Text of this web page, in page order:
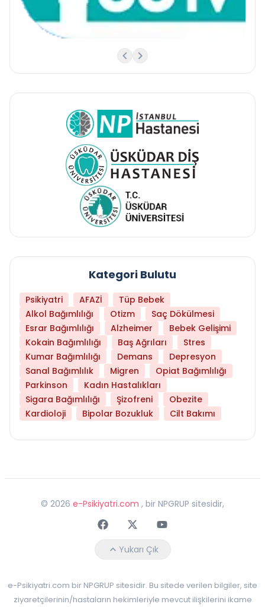
Kategori Bulutu
Psikiyatri AFAZİ
Tüp Bebek
Alkol Bağımlılığı
Otizm
Saç Dökülmesi
Esrar Bağımlılığı
Alzheimer
Bebek Gelişimi
Kokain Bağımlılığı
Baş Ağrıları
Stres
Kumar Bağımlılığı
Demans
Depresyon
Sanal Bağımlılık
Migren
Opiat Bağımlılığı
Parkinson
Kadın Hastalıkları
Sigara Bağımlılığı
Şizofreni
Obezite
Kardioloji
Bipolar Bozukluk Cilt Bakımı
© 2026 e-Psikiyatri.com , bir NPGRUP sitesidir,
FaceebokTwitterYoutube
Yukarı Çık
e-Psikiyatri.com bir NPGRUP sitesidir. Bu sitede verilen bilgiler, site
ziyaretçilerinin/hastaların hekimleriyle mevcut ilişkilerini ikame